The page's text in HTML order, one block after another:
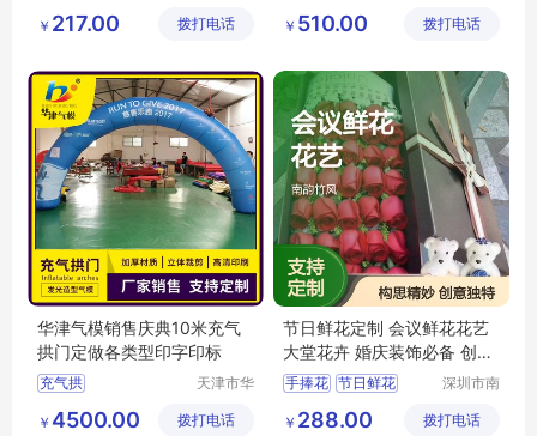
公司
￥ 217.00 拨打电话
电子礼炮批发
电子礼炮价格
造厂（普
￥ 510.00 拨打电话
华津气模销售庆典10米充气
拱门定做各类型印字印标
充气拱
天津市华
气模型科
￥ 4500.00 拨打电话
节日鲜花定制 会议鲜花花艺
大堂花卉 婚庆装饰必备 创意
独特 构思巧妙
手捧花 节日鲜花
鲜花花艺
深圳市南
观园林有
￥ 288.00 拨打电话